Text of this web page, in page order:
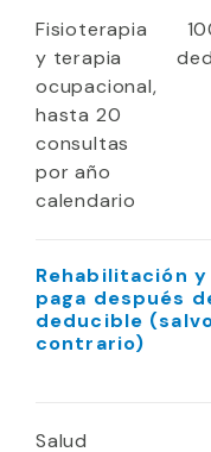
Fisioterapia
y terapia
ocupacional,
hasta 20
consultas
por año
calendario
Rehabilitación
paga después
deducible
contrario)
Salud